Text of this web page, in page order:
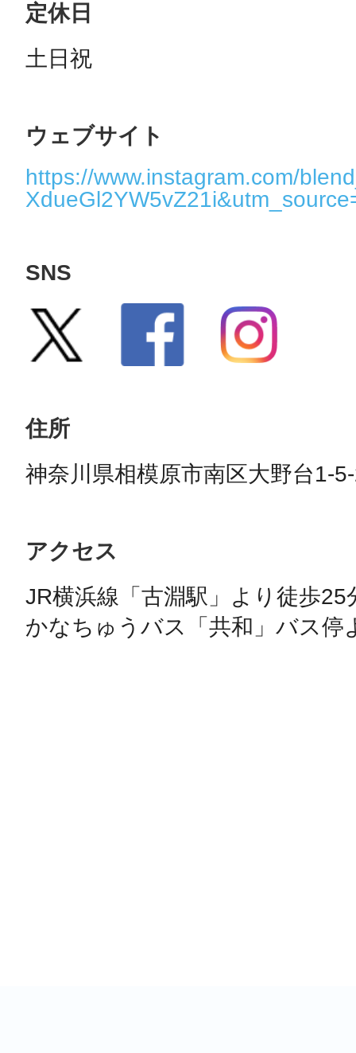
定休日
土日祝
ウェブサイト
https://www.instagram.com/
SNS
住所
神奈川県相模原市南区大野台1-
アクセス
JR横浜線「古淵駅」より徒歩25
かなちゅうバス「共和」バス停